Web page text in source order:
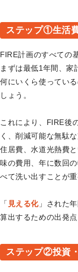
ステップ①生活
FIRE計画のすべての
まずは最低1年間、
何にいくら使ってい
しょう。
これにより、FIRE後
く、削減可能な無駄
住居費、水道光熱費
味の費用、年に数回
べて洗い出すことが重
「 見える化 」された
算出するための出発点
ステップ②投資